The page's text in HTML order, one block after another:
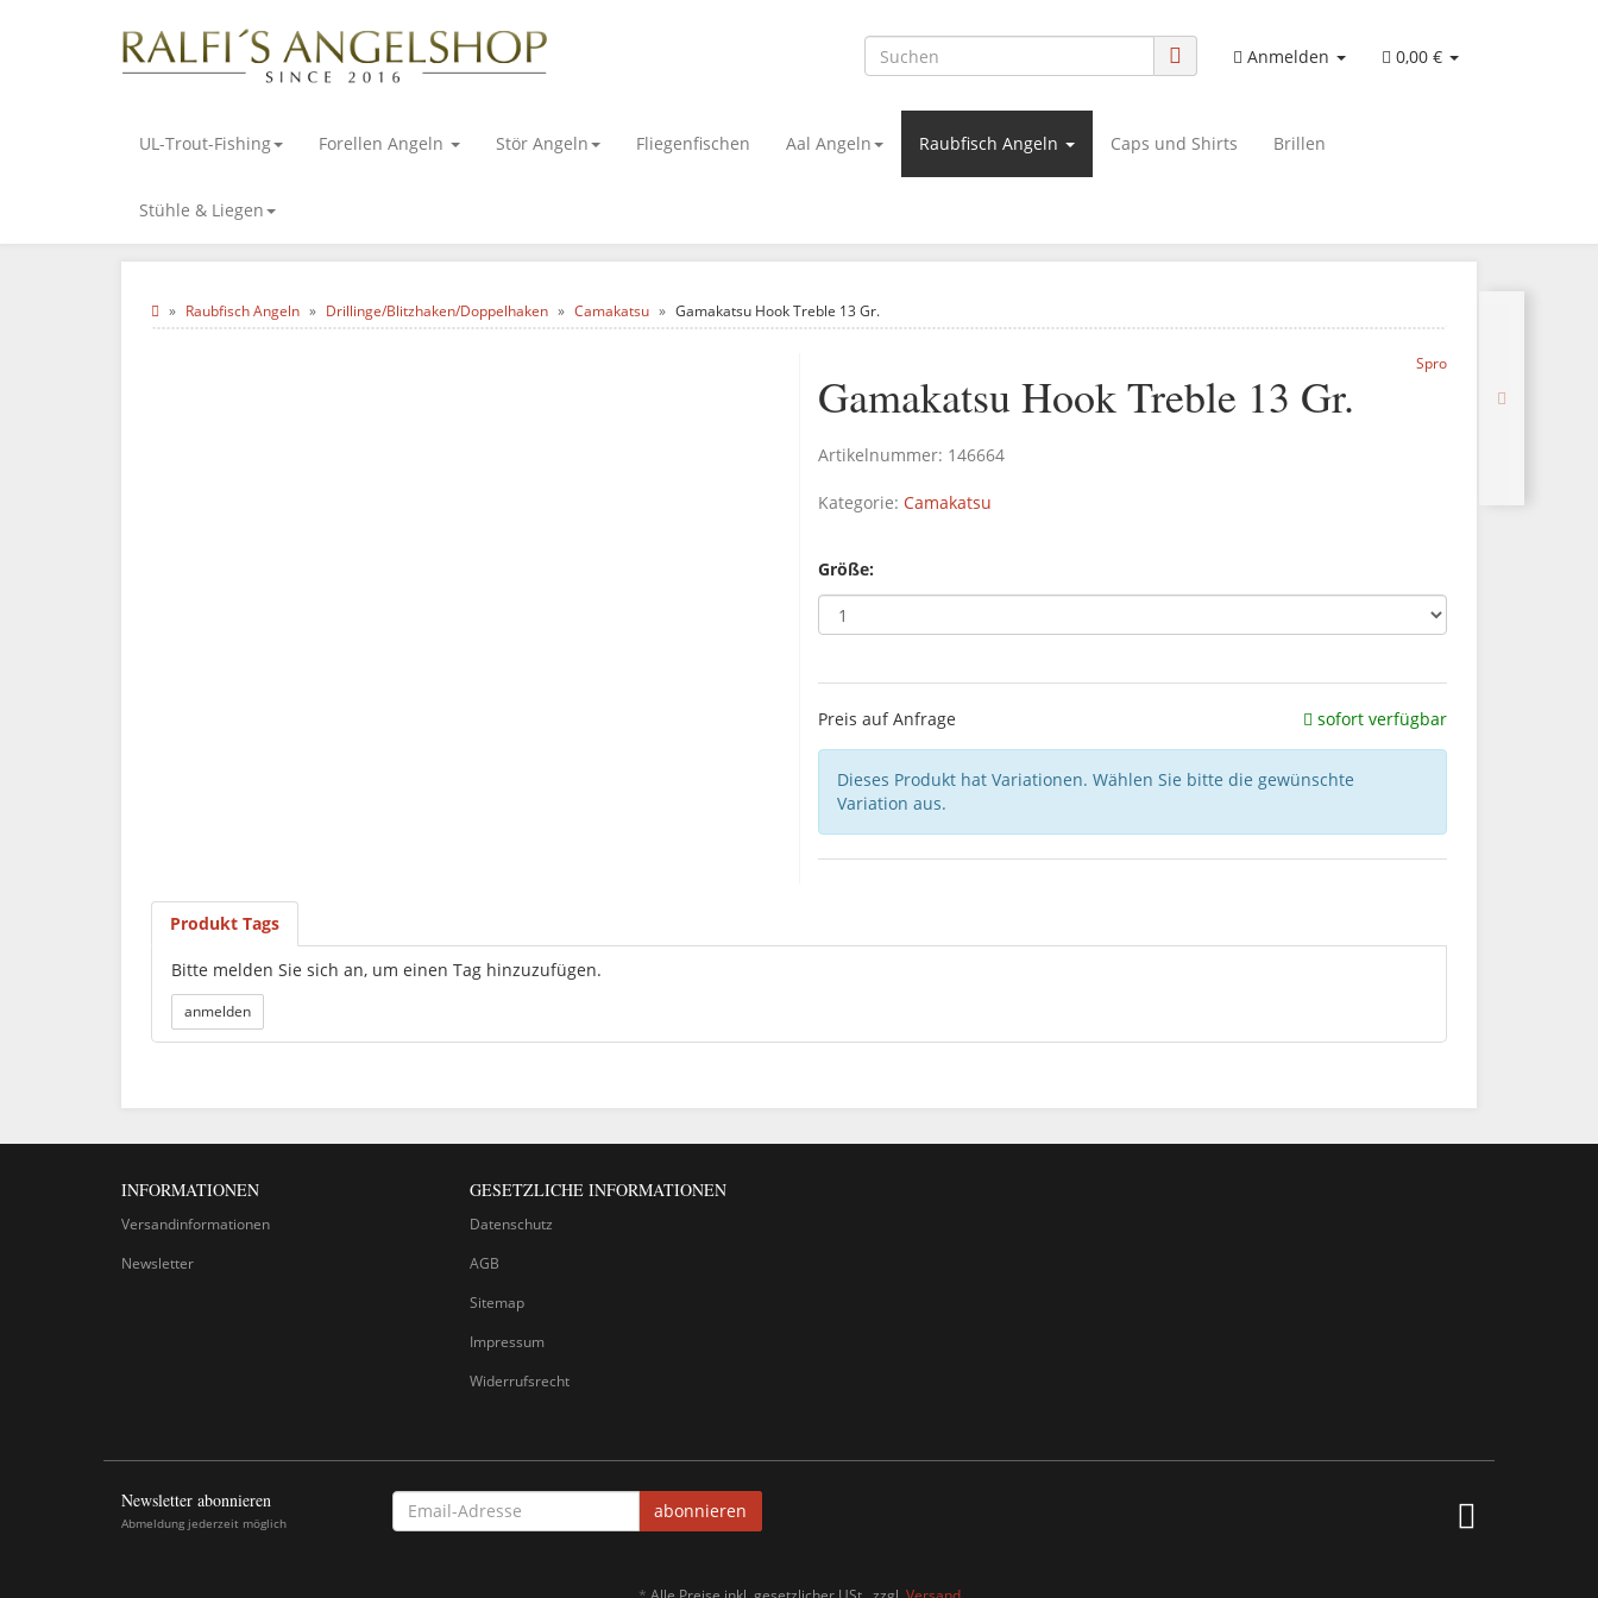
Anmelden 0,00 €
UL-Trout-Fishing Forellen Angeln Stör Angeln Fliegenfischen Aal Angeln Raubfisch Angeln Caps und Shirts Brillen
Stühle & Liegen
Raubfisch Angeln Drillinge/Blitzhaken/Doppelhaken Camakatsu Gamakatsu Hook Treble 13 Gr.
Spro
Gamakatsu Hook Treble 13 Gr.
Artikelnummer: 146664
Kategorie: Camakatsu
Größe:
Preis auf Anfrage sofort verfügbar
Dieses Produkt hat Variationen. Wählen Sie bitte die gewünschte
Variation aus.
Produkt Tags
Bitte melden Sie sich an, um einen Tag hinzuzufügen.
INFORMATIONEN
Versandinformationen
Newsletter
GESETZLICHE INFORMATIONEN
Datenschutz
AGB
Sitemap
Impressum
Widerrufsrecht
Newsletter abonnieren
Abmeldung jederzeit möglich
EMAIL-
ADRESSE
abonnieren